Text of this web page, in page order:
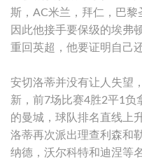
斯，AC米兰，拜仁，巴黎
因此他接手要保级的埃弗
重回英超，他要证明自己
安切洛蒂并没有让人失望
新，前7场比赛4胜2平1负
的曼城，球队排名直线上
洛蒂再次派出理查利森和
纳德，沃尔科特和迪涅等